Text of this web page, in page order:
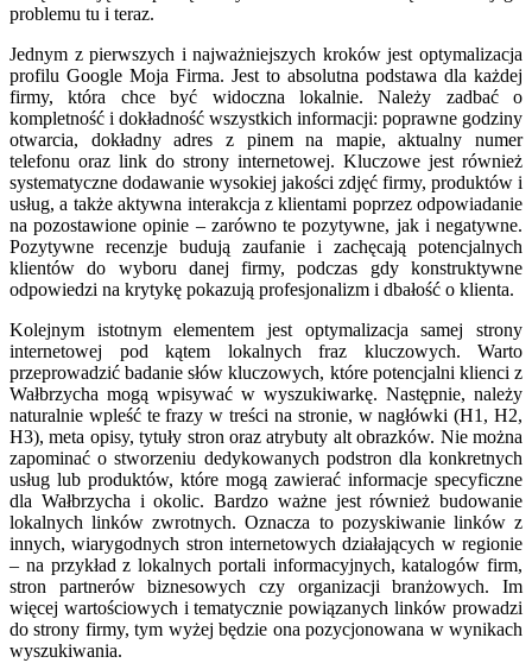
problemu tu i teraz.
Jednym z pierwszych i najważniejszych kroków jest optymalizacja
profilu Google Moja Firma. Jest to absolutna podstawa dla każdej
firmy, która chce być widoczna lokalnie. Należy zadbać o
kompletność i dokładność wszystkich informacji: poprawne godziny
otwarcia, dokładny adres z pinem na mapie, aktualny numer
telefonu oraz link do strony internetowej. Kluczowe jest również
systematyczne dodawanie wysokiej jakości zdjęć firmy, produktów i
usług, a także aktywna interakcja z klientami poprzez odpowiadanie
na pozostawione opinie – zarówno te pozytywne, jak i negatywne.
Pozytywne recenzje budują zaufanie i zachęcają potencjalnych
klientów do wyboru danej firmy, podczas gdy konstruktywne
odpowiedzi na krytykę pokazują profesjonalizm i dbałość o klienta.
Kolejnym istotnym elementem jest optymalizacja samej strony
internetowej pod kątem lokalnych fraz kluczowych. Warto
przeprowadzić badanie słów kluczowych, które potencjalni klienci z
Wałbrzycha mogą wpisywać w wyszukiwarkę. Następnie, należy
naturalnie wpleść te frazy w treści na stronie, w nagłówki (H1, H2,
H3), meta opisy, tytuły stron oraz atrybuty alt obrazków. Nie można
zapominać o stworzeniu dedykowanych podstron dla konkretnych
usług lub produktów, które mogą zawierać informacje specyficzne
dla Wałbrzycha i okolic. Bardzo ważne jest również budowanie
lokalnych linków zwrotnych. Oznacza to pozyskiwanie linków z
innych, wiarygodnych stron internetowych działających w regionie
– na przykład z lokalnych portali informacyjnych, katalogów firm,
stron partnerów biznesowych czy organizacji branżowych. Im
więcej wartościowych i tematycznie powiązanych linków prowadzi
do strony firmy, tym wyżej będzie ona pozycjonowana w wynikach
wyszukiwania.